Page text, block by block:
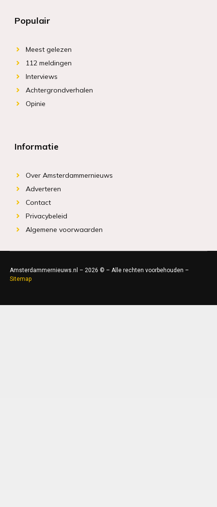
Populair
Meest gelezen
112 meldingen
Interviews
Achtergrondverhalen
Opinie
Informatie
Over Amsterdammernieuws
Adverteren
Contact
Privacybeleid
Algemene voorwaarden
Amsterdammernieuws.nl – 2026 © – Alle rechten voorbehouden –
Sitemap